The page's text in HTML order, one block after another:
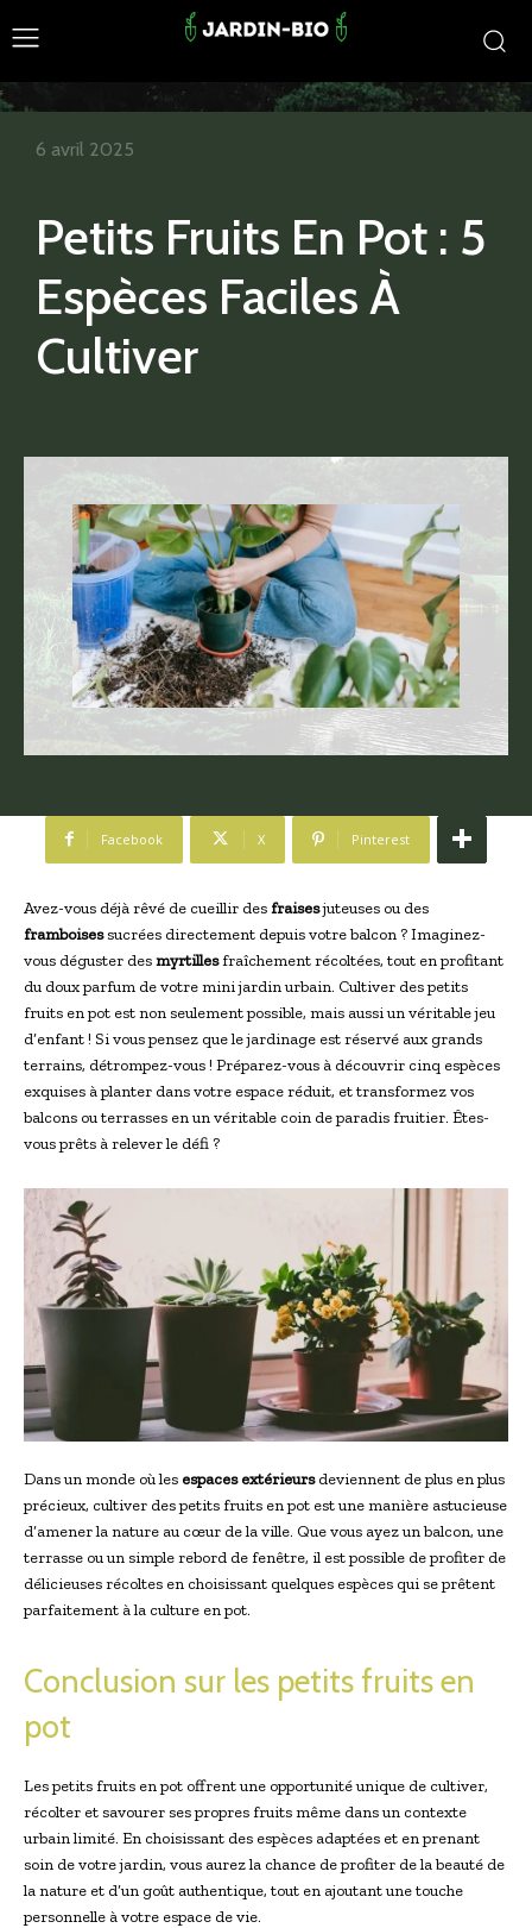
Petits Fruits En Pot : 5
Espèces Faciles À
Cultiver
6 avril 2025
Facebook X Pinterest
Avez-vous déjà rêvé de cueillir desfraisesjuteuses ou des
framboisessucrées directement depuis votre balcon ? Imaginez-
vous déguster desmyrtillesfraîchement récoltées, tout en profitant
du doux parfum de votre mini jardin urbain. Cultiver des petits
fruits en pot est non seulement possible, mais aussi un véritable jeu
d’enfant ! Si vous pensez que le jardinage est réservé aux grands
terrains, détrompez-vous ! Préparez-vous à découvrir cinq espèces
exquises à planter dans votre espace réduit, et transformez vos
balcons ou terrasses en un véritable coin de paradis fruitier. Êtes-
vous prêts à relever le défi ?
Dans un monde où les espaces extérieursdeviennent de plus en plus
précieux, cultiver des petits fruits en pot est une manière astucieuse
d’amener la nature au cœur de la ville. Que vous ayez un balcon, une
terrasse ou un simple rebord de fenêtre, il est possible de profiter de
délicieuses récoltes en choisissant quelques espèces qui se prêtent
parfaitement à la culture en pot.
Conclusion sur les petits fruits en
pot
Les petits fruits en pot offrent une opportunité unique de cultiver,
récolter et savourer ses propres fruits même dans un contexte
urbain limité. En choisissant des espèces adaptées et en prenant
soin de votre jardin, vous aurez la chance de profiter de la beauté de
la nature et d’un goût authentique, tout en ajoutant une touche
personnelle à votre espace de vie.